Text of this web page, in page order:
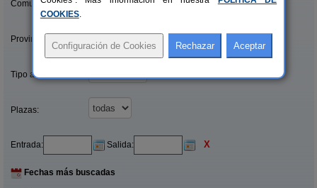
Comunidades:
Provincias/Islas:
Tipo alquiler:
Plazas:
Entrada: Salida: X
Fechas más buscadas
COOKIES.